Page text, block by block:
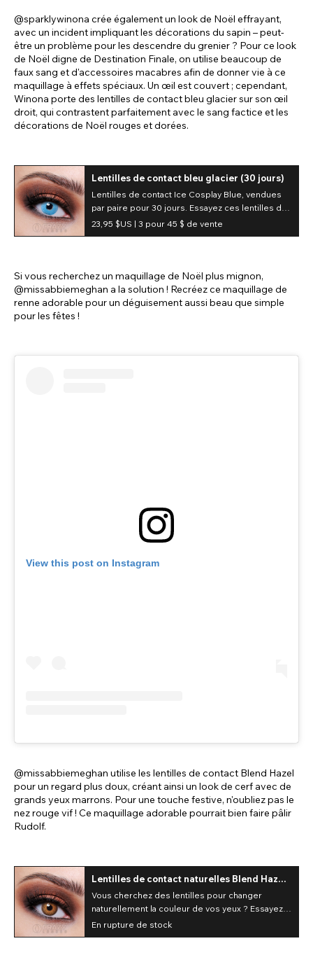
@sparklywinona crée également un look de Noël effrayant,
avec un incident impliquant les décorations du sapin – peut-
être un problème pour les descendre du grenier ? Pour ce look
de Noël digne de Destination Finale, on utilise beaucoup de
faux sang et d'accessoires macabres afin de donner vie à ce
maquillage à effets spéciaux. Un œil est couvert ; cependant,
Winona porte des lentilles de contact bleu glacier sur son œil
droit, qui contrastent parfaitement avec le sang factice et les
décorations de Noël rouges et dorées.
Lentilles de contact bleu glacier (30 jours)
Lentilles de contact Ice Cosplay Blue, vendues
par paire pour 30 jours. Essayez ces lentilles de
contact fantaisie et sublimez votre look dès
23,95 $US | 3 pour 45 $ de vente
Si vous recherchez un maquillage de Noël plus mignon,
@missabbiemeghan a la solution ! Recréez ce maquillage de
renne adorable pour un déguisement aussi beau que simple
pour les fêtes !
View this post on Instagram
@missabbiemeghan utilise les lentilles de contact Blend Hazel
pour un regard plus doux, créant ainsi un look de cerf avec de
grands yeux marrons. Pour une touche festive, n'oubliez pas le
nez rouge vif ! Ce maquillage adorable pourrait bien faire pâlir
Rudolf.
Lentilles de contact naturelles Blend Hazel
(30 jours)
Vous cherchez des lentilles pour changer
naturellement la couleur de vos yeux ? Essayez
les lentilles de contact Blend Hazel de 30 jours.
En rupture de stock